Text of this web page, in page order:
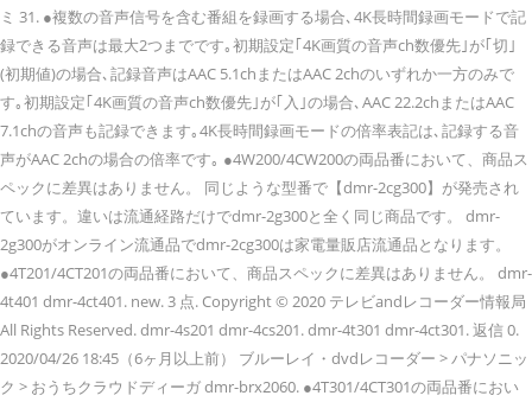
ミ 31. ●複数の音声信号を含む番組を録画する場合､4K長時間録画モードで記
録できる音声は最大2つまでです｡初期設定｢4K画質の音声ch数優先｣が｢切｣
(初期値)の場合､記録音声はAAC 5.1chまたはAAC 2chのいずれか一方のみで
す｡初期設定｢4K画質の音声ch数優先｣が｢入｣の場合､AAC 22.2chまたはAAC
7.1chの音声も記録できます｡4K長時間録画モードの倍率表記は､記録する音
声がAAC 2chの場合の倍率です｡ ●4W200/4CW200の両品番において、商品ス
ペックに差異はありません。 同じような型番で【dmr-2cg300】が発売され
ています。違いは流通経路だけでdmr-2g300と全く同じ商品です。 dmr-
2g300がオンライン流通品でdmr-2cg300は家電量販店流通品となります。
●4T201/4CT201の両品番において、商品スペックに差異はありません。 dmr-
4t401 dmr-4ct401. new. 3 点. Copyright © 2020 テレビandレコーダー情報局
All Rights Reserved. dmr-4s201 dmr-4cs201. dmr-4t301 dmr-4ct301. 返信 0.
2020/04/26 18:45（6ヶ月以上前） ブルーレイ・dvdレコーダー > パナソニッ
ク > おうちクラウドディーガ dmr-brx2060. ●4T301/4CT301の両品番におい